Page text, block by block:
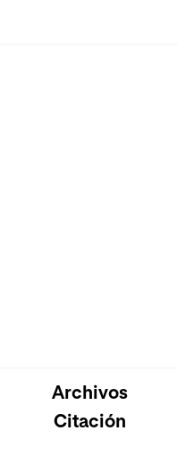
Cargando...Archivos
Citación